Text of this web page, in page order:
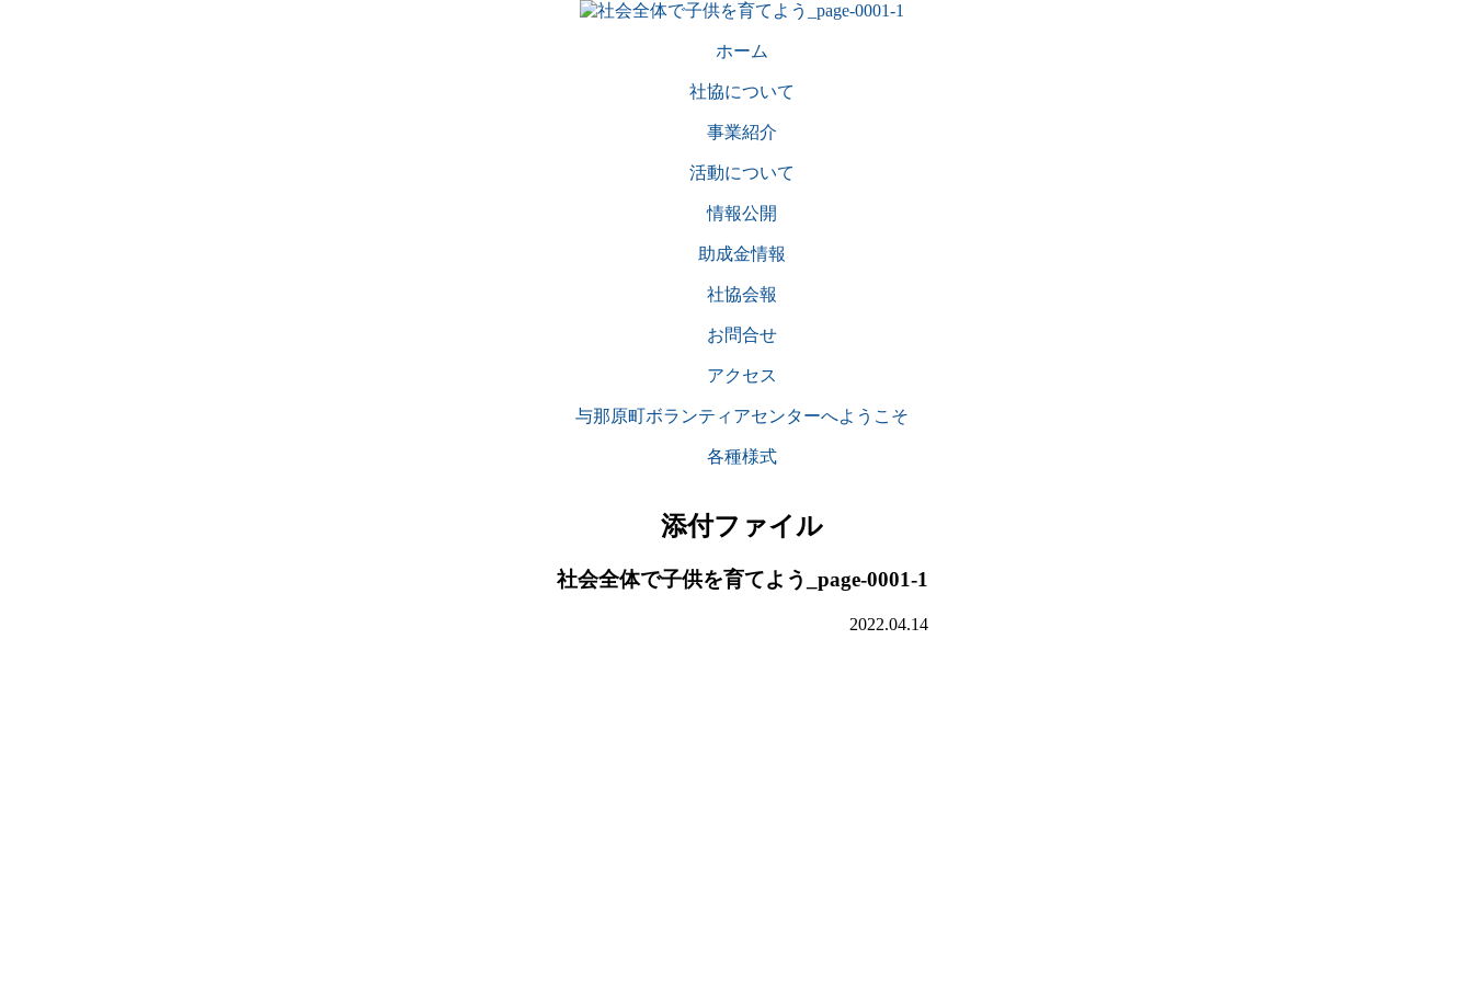
ホーム
社協について
事業紹介
活動について
情報公開
助成金情報
社協会報
お問合せ
アクセス
与那原町ボランティアセンターへようこそ
各種様式
添付ファイル
社会全体で子供を育てよう_page-0001-1
2022.04.14